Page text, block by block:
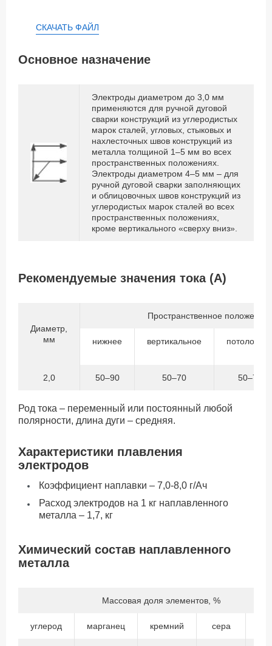
СКАЧАТЬ ФАЙЛ
Основное назначение
Электроды диаметром до 3,0 мм
применяются для ручной дуговой
сварки конструкций из углеродистых
марок сталей, угловых, стыковых и
нахлесточных швов конструкций из
металла толщиной 1–5 мм во всех
пространственных положениях.
Электроды диаметром 4–5 мм – для
ручной дуговой сварки заполняющих
и облицовочных швов конструкций из
углеродистых марок сталей во всех
пространственных положениях,
кроме вертикального «сверху вниз».
Рекомендуемые значения тока (А)
Диаметр,
мм
Пространственное положение
нижнее вертикальное
2,0 50–90 50–70 50–70
Род тока – переменный или постоянный любой
полярности, длина дуги – средняя.
Характеристики плавления
электродов
Коэффициент наплавки – 7,0-8,0 г/Ач
Расход электродов на 1 кг наплавленного
металла – 1,7, кг
Химический состав наплавленного
металла
Массовая доля элементов, %
углерод марганец кремний сера